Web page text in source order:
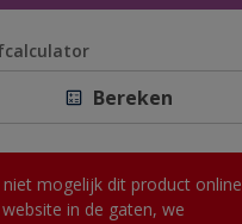
Bereken
mogelijk dit product online
in de gaten, we